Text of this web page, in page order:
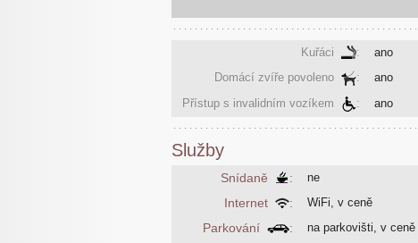
Kuřáci :
ano
Domácí zvíře povoleno
:
ano
Přístup s invalidním vozíkem
: ano
Služby
Snídaně : ne
Internet : WiFi, v ceně
Parkování :
na parkovišti, v ceně